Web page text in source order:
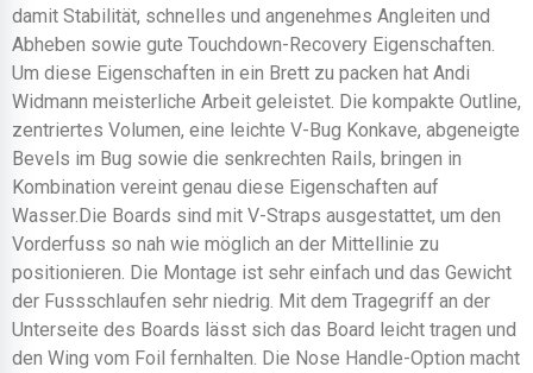
damit Stabilität, schnelles und angenehmes Angleiten und
Abheben sowie gute Touchdown-Recovery Eigenschaften.
Um diese Eigenschaften in ein Brett zu packen hat Andi
Widmann meisterliche Arbeit geleistet. Die kompakte Outline,
zentriertes Volumen, eine leichte V-Bug Konkave, abgeneigte
Bevels im Bug sowie die senkrechten Rails, bringen in
Kombination vereint genau diese Eigenschaften auf
Wasser.Die Boards sind mit V-Straps ausgestattet, um den
Vorderfuss so nah wie möglich an der Mittellinie zu
positionieren. Die Montage ist sehr einfach und das Gewicht
der Fussschlaufen sehr niedrig. Mit dem Tragegriff an der
Unterseite des Boards lässt sich das Board leicht tragen und
den Wing vom Foil fernhalten. Die Nose Handle-Option macht